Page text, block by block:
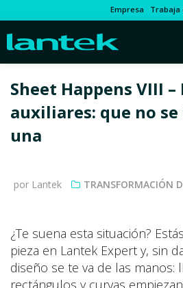
Empresa Trabaja
Sheet Happens VIII –
auxiliares: que no se
una
por Lantek TRANSFORMACIÓN
¿Te suena esta situación?
pieza en Lantek Expert y, sin
diseño se te va de las manos: